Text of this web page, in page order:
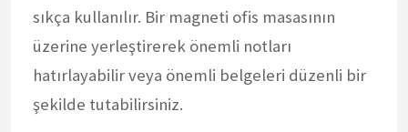
sıkça kullanılır. Bir magneti ofis masasının
üzerine yerleştirerek önemli notları
hatırlayabilir veya önemli belgeleri düzenli bir
şekilde tutabilirsiniz.